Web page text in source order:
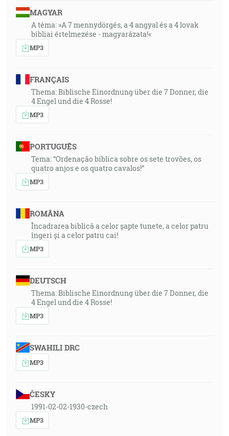
MAGYAR
A téma: »A 7 mennydörgés, a 4 angyal és a 4 lovak
bibliai értelmezése - magyarázata!«
MP3
FRANÇAIS
Thema: Biblische Einordnung über die 7 Donner, die
4 Engel und die 4 Rosse!
MP3
PORTUGUÊS
Tema: “Ordenação bíblica sobre os sete trovões, os
quatro anjos e os quatro cavalos!”
MP3
ROMÂNA
Încadrarea biblică a celor șapte tunete, a celor patru
îngeri și a celor patru cai!
MP3
DEUTSCH
Thema: Biblische Einordnung über die 7 Donner, die
4 Engel und die 4 Rosse!
MP3
SWAHILI DRC
MP3
ČESKY
1991-02-02-1930-czech
MP3